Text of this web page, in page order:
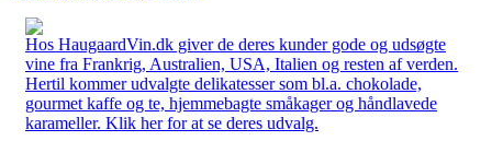
Hos HaugaardVin.dk giver de deres kunder gode og udsøgte
vine fra Frankrig, Australien, USA, Italien og resten af verden.
Hertil kommer udvalgte delikatesser som bl.a. chokolade,
gourmet kaffe og te, hjemmebagte småkager og håndlavede
karameller. Klik her for at se deres udvalg.